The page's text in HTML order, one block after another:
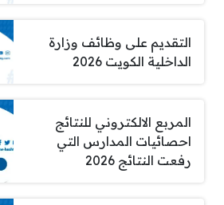
التقديم على وظائف وزارة
الداخلية الكويت 2026
المربع الالكتروني للنتائج
احصائيات المدارس التي
رفعت النتائج 2026